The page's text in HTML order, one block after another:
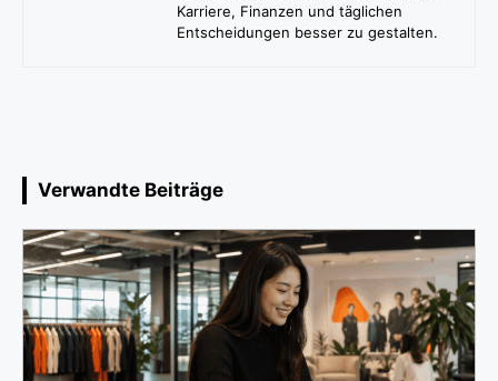
Karriere, Finanzen und täglichen
Entscheidungen besser zu gestalten.
Verwandte Beiträge